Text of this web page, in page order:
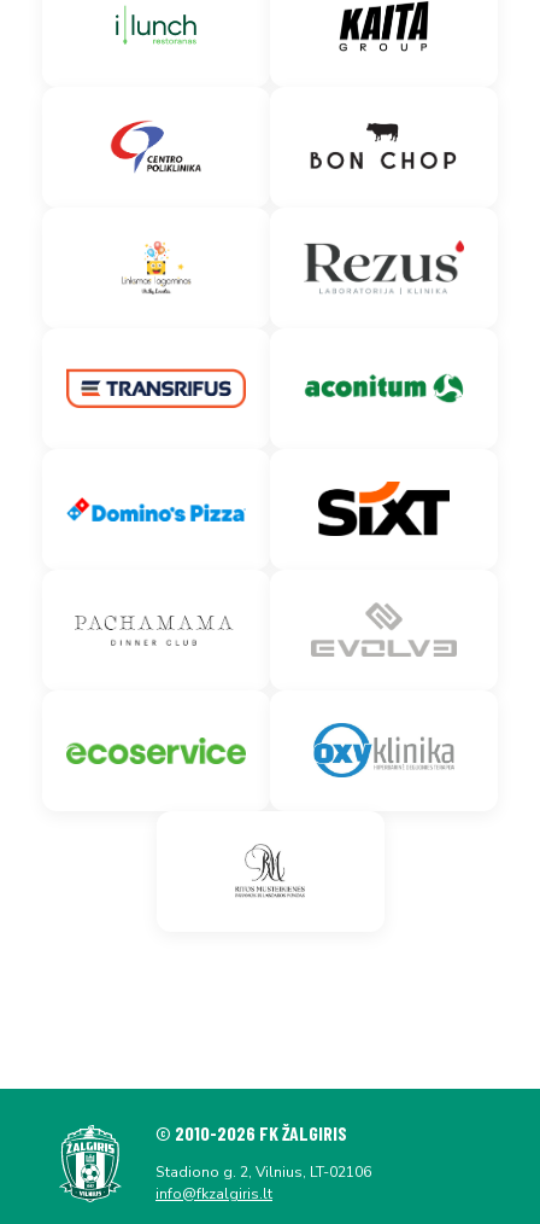
© 2010-2026 FK ŽALGIRIS
Stadiono g. 2, Vilnius, LT-02106
info@fkzalgiris.lt